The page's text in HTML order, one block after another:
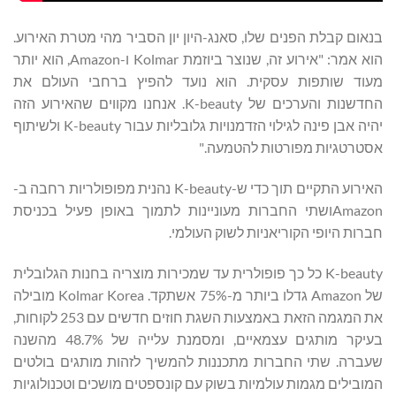
בנאום קבלת הפנים שלו, סאנג-היון יון הסביר מהי מטרת האירוע.
הוא אמר: "אירוע זה, שנוצר ביוזמת Kolmar ו-Amazon, הוא יותר
מעוד שותפות עסקית. הוא נועד להפיץ ברחבי העולם את
החדשנות והערכים של K-beauty. אנחנו מקווים שהאירוע הזה
יהיה אבן פינה לגילוי הזדמנויות גלובליות עבור K-beauty ולשיתוף
אסטרטגיות מפורטות להטמעה."
האירוע התקיים תוך כדי ש-K-beauty נהנית מפופולריות רחבה ב-
Amazonושתי החברות מעוניינות לתמוך באופן פעיל בכניסת
חברות היופי הקוריאניות לשוק העולמי.
K-beauty כל כך פופולרית עד שמכירות מוצריה בחנות הגלובלית
של Amazon גדלו ביותר מ-75% אשתקד. Kolmar Korea מובילה
את המגמה הזאת באמצעות השגת חוזים חדשים עם 253 לקוחות,
בעיקר מותגים עצמאיים, ומסמנת עלייה של 48.7% מהשנה
שעברה. שתי החברות מתכננות להמשיך לזהות מותגים בולטים
המובילים מגמות עולמיות בשוק עם קונספטים מושכים וטכנולוגיות